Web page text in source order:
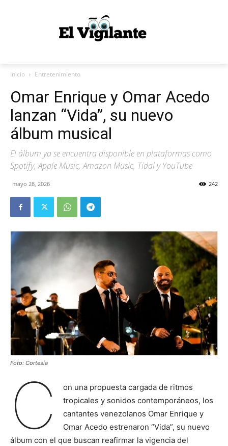
Inicio Entretenimiento
Omar Enrique y Omar Acedo
lanzan “Vida”, su nuevo
álbum musical
El álbum ya se encuentra disponible en plataformas como
Spotify, Apple Music, Amazon Music, Tidal y YouTube
mayo 28, 2026 242
Foto: Cortesía
C
on una propuesta cargada de ritmos
tropicales y sonidos contemporáneos, los
cantantes venezolanos Omar Enrique y
Omar Acedo estrenaron “Vida”, su nuevo
álbum con el que buscan reafirmar la vigencia del